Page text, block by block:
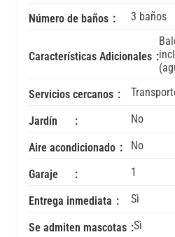
Número de baños 3 baños
Características Adicionales
Servicios cercanos
Jardín No
Aire acondicionado No
Garaje 1
Entrega inmediata Sì
Se admiten mascotas Sì